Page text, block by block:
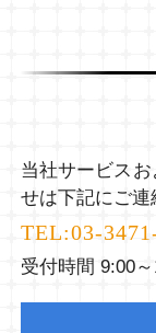
当社サービス
せは下記にご連
TEL:03-
受付時間 9:00